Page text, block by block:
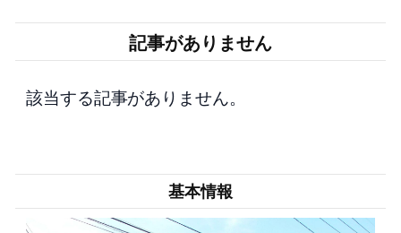
記事がありません
該当する記事がありません。
基本情報